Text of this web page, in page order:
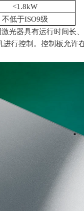
<1.8kW
不低于ISO9级
光器具有运行时间长
进行控制。控制板允许